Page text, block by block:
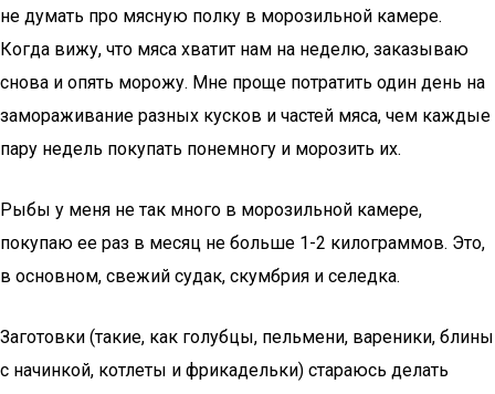
не думать про мясную полку в морозильной камере.
Когда вижу, что мяса хватит нам на неделю, заказываю
снова и опять морожу. Мне проще потратить один день на
замораживание разных кусков и частей мяса, чем каждые
пару недель покупать понемногу и морозить их.
Рыбы у меня не так много в морозильной камере,
покупаю ее раз в месяц не больше 1-2 килограммов. Это,
в основном, свежий судак, скумбрия и селедка.
Заготовки (такие, как голубцы, пельмени, вареники, блины
с начинкой, котлеты и фрикадельки) стараюсь делать